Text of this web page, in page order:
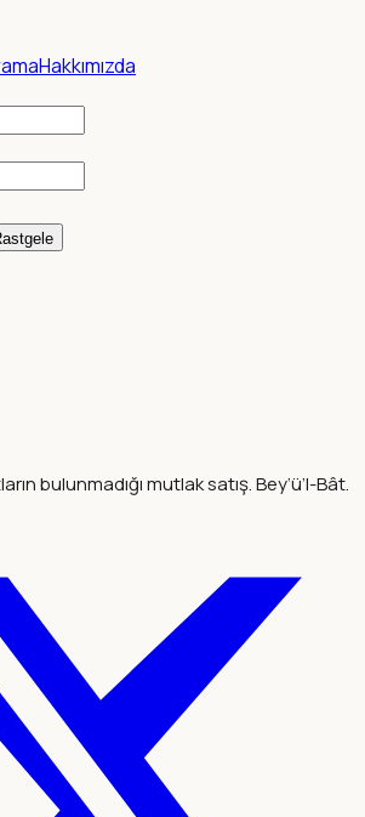
Hakkımızda
bulunmadığı mutlak satış. Bey‘ü’l-Bât.